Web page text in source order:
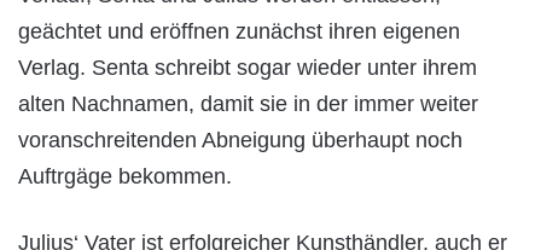
geächtet und eröffnen zunächst ihren eigenen
Verlag. Senta schreibt sogar wieder unter ihrem
alten Nachnamen, damit sie in der immer weiter
voranschreitenden Abneigung überhaupt noch
Auftrgäge bekommen.
Julius‘ Vater ist erfolgreicher Kunsthändler, auch er